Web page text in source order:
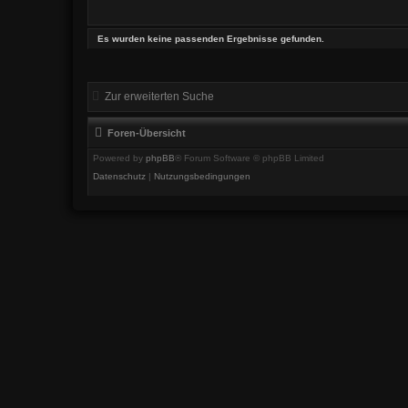
Es wurden keine passenden Ergebnisse gefunden.
Zur erweiterten Suche
Foren-Übersicht
Powered by phpBB® Forum Software © phpBB Limited
Datenschutz | Nutzungsbedingungen